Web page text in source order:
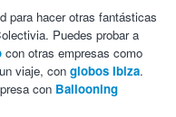
para hacer otras fantásticas
Puedes probar a
con otras empresas como
viaje, con globos Ibiza.
con Ballooning